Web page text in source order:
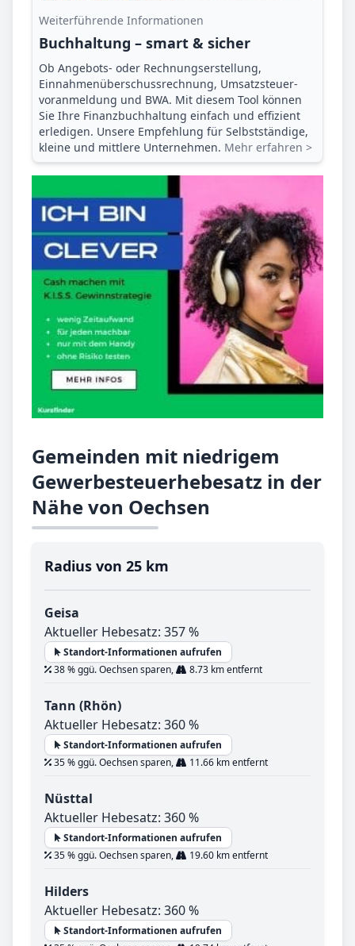
Weiterführende Informationen
Buchhaltung – smart & sicher
Ob Angebots- oder Rechnungserstellung,
Einnahmenüberschuss­rechnung, Umsatzsteuer­
voranmeldung und BWA. Mit diesem Tool können
Sie Ihre Finanz­buchhaltung einfach und effizient
erledigen. Unsere Empfehlung für Selbstständige,
kleine und mittlere Unternehmen. Mehr erfahren >
Gemeinden mit niedrigem
Gewerbesteuerhebesatz in der
Nähe von Oechsen
Radius von 25 km
Geisa
Aktueller Hebesatz: 357 %
Standort-Informationen aufrufen
38 % ggü. Oechsen sparen,
8.73 km entfernt
Tann (Rhön)
Aktueller Hebesatz: 360 %
Standort-Informationen aufrufen
35 % ggü. Oechsen sparen,
11.66 km entfernt
Nüsttal
Aktueller Hebesatz: 360 %
Standort-Informationen aufrufen
35 % ggü. Oechsen sparen,
19.60 km entfernt
Hilders
Aktueller Hebesatz: 360 %
Standort-Informationen aufrufen